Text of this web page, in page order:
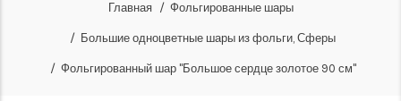
Главная Фольгированные шары
Большие одноцветные шары из фольги, Сферы
Фольгированный шар "Большое сердце золотое 90 см"